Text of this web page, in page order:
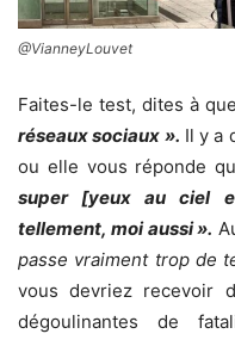
@VianneyLouvet
Faites-le test, dites à
réseaux sociaux ». Il y a
ou elle vous réponde
super [yeux au ciel
tellement, moi aussi ».
passe vraiment trop de
vous devriez recevoir
dégoulinantes de